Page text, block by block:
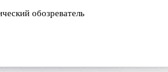
обозреватель